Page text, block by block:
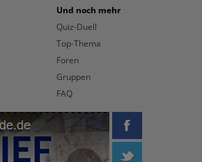
Und noch mehr
Quiz-Duell
Top-Thema
Foren
Gruppen
FAQ